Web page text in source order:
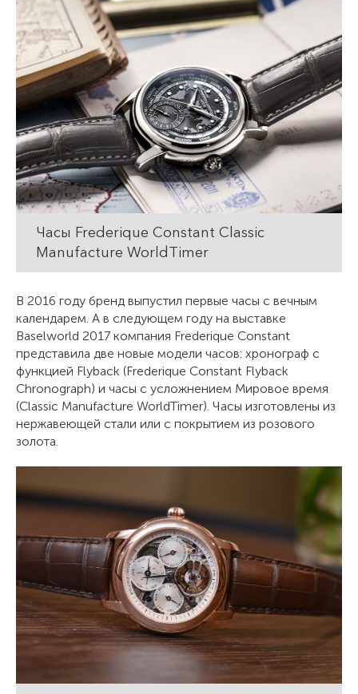
Часы Frederique Constant Classic
Manufacture WorldTimer
В 2016 году бренд выпустил первые часы с вечным
календарем. А в следующем году на выставке
Baselworld 2017 компания Frederique Constant
представила две новые модели часов: хронограф с
функцией Flyback (Frederique Constant Flyback
Chronograph) и часы с усложнением Мировое время
(Classic Manufacture WorldTimer). Часы изготовлены из
нержавеющей стали или с покрытием из розового
золота.